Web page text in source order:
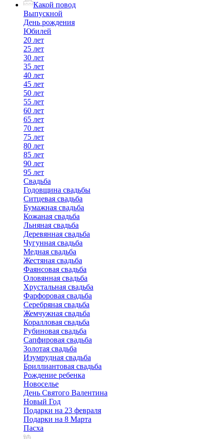
Какой повод
Выпускной
День рождения
Юбилей
20 лет
25 лет
30 лет
35 лет
40 лет
45 лет
50 лет
55 лет
60 лет
65 лет
70 лет
75 лет
80 лет
85 лет
90 лет
95 лет
Свадьба
Годовщина свадьбы
Ситцевая свадьба
Бумажная свадьба
Кожаная свадьба
Льняная свадьба
Деревянная свадьба
Чугунная свадьба
Медная свадьба
Жестяная свадьба
Фаянсовая свадьба
Оловянная свадьба
Хрустальная свадьба
Фарфоровая свадьба
Серебряная свадьба
Жемчужная свадьба
Коралловая свадьба
Рубиновая свадьба
Сапфировая свадьба
Золотая свадьба
Изумрудная свадьба
Бриллиантовая свадьба
Рождение ребенка
Новоселье
День Святого Валентина
Новый Год
Подарки на 23 февраля
Подарки на 8 Марта
Пасха